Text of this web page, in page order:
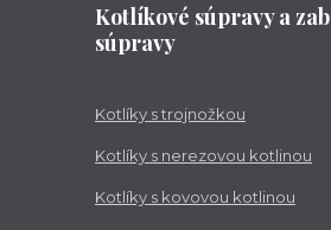
Kotlíkové súpravy a
súpravy
Kotlíky s trojnožkou
Kotlíky s nerezovou kotlinou
Kotlíky s kovovou kotlinou